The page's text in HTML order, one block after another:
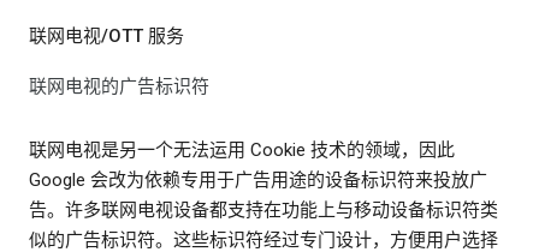
联网电视/OTT 服务
联网电视的广告标识符
联网电视是另一个无法运用 Cookie 技术的领域，因此
Google 会改为依赖专用于广告用途的设备标识符来投放广
告。许多联网电视设备都支持在功能上与移动设备标识符类
似的广告标识符。这些标识符经过专门设计，方便用户选择